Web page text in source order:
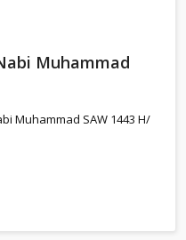
Muhammad
Muhammad SAW 1443 H/